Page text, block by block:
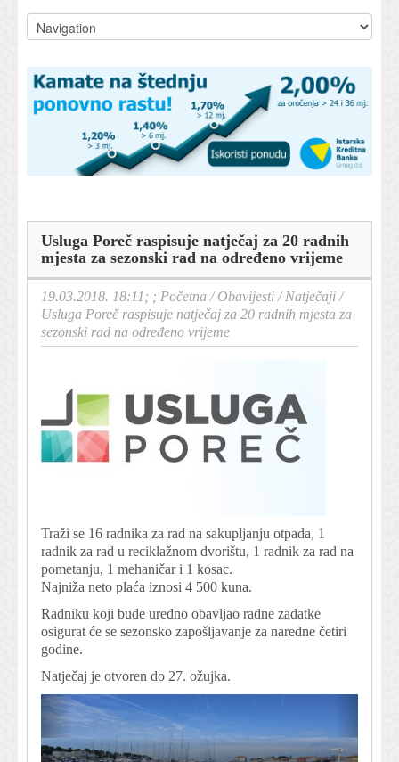
Usluga Poreč raspisuje natječaj za 20 radnih
mjesta za sezonski rad na određeno vrijeme
19.03.2018. 18:11; ; Početna /Obavijesti /Natječaji /
Usluga Poreč raspisuje natječaj za 20 radnih mjesta za
sezonski rad na određeno vrijeme
Traži se 16 radnika za rad na sakupljanju otpada, 1
radnik za rad u reciklažnom dvorištu, 1 radnik za rad na
pometanju, 1 mehaničar i 1 kosac.
Najniža neto plaća iznosi 4 500 kuna.
Radniku koji bude uredno obavljao radne zadatke
osigurat će se sezonsko zapošljavanje za naredne četiri
godine.
Natječaj je otvoren do 27. ožujka.